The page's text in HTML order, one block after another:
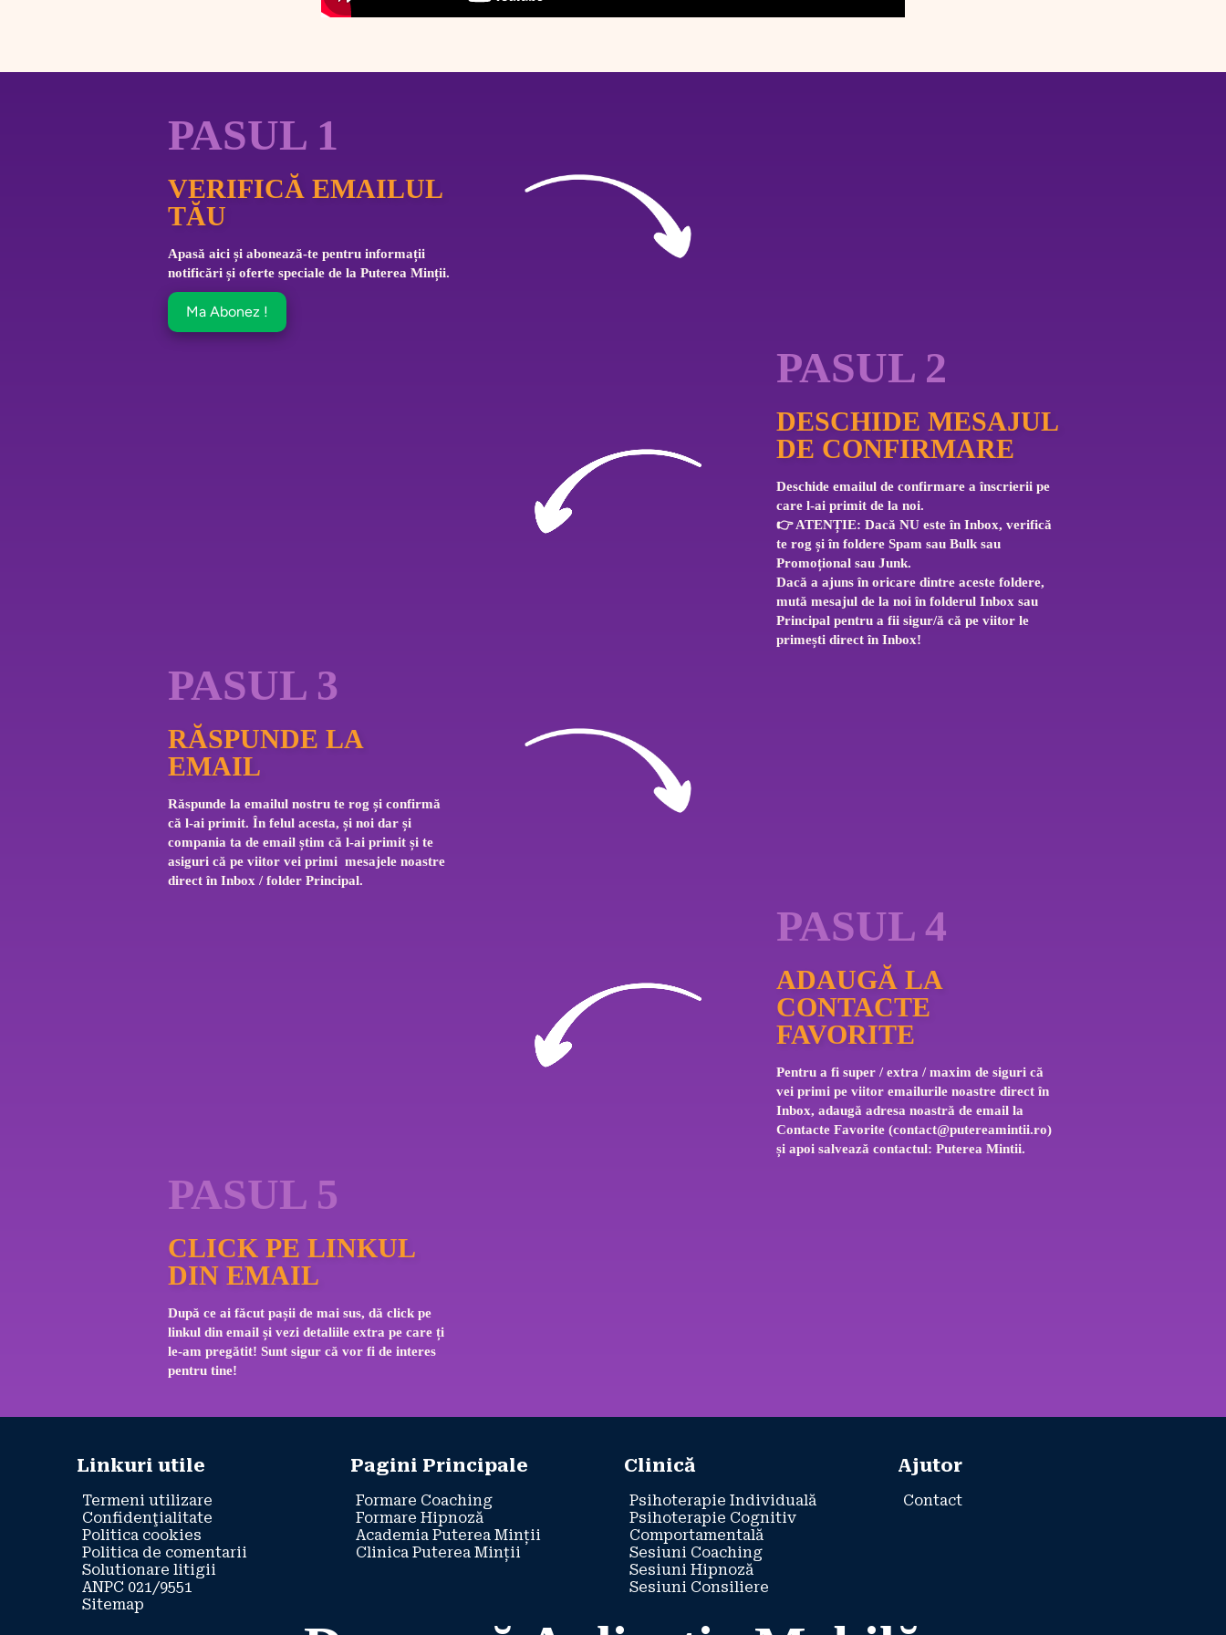
PASUL 1
VERIFICĂ EMAILUL
TĂU
Apasă aici și abonează-te pentru informații
notificări și oferte speciale de la Puterea Minții.
Ma Abonez !
PASUL 2
DESCHIDE MESAJUL
DE CONFIRMARE
Deschide emailul de confirmare a înscrierii pe
care l-ai primit de la noi.
👉 ATENȚIE: Dacă NU este în Inbox, verifică
te rog și în foldere Spam sau Bulk sau
Promoțional sau Junk.
Dacă a ajuns în oricare dintre aceste foldere,
mută mesajul de la noi în folderul Inbox sau
Principal pentru a fii sigur/ă că pe viitor le
primești direct în Inbox!
PASUL 3
RĂSPUNDE LA
EMAIL
Răspunde la emailul nostru te rog și confirmă
că l-ai primit. În felul acesta, și noi dar și
compania ta de email știm că l-ai primit și te
asiguri că pe viitor vei primi  mesajele noastre
direct în Inbox / folder Principal.
PASUL 4
ADAUGĂ LA
CONTACTE
FAVORITE
Pentru a fi super / extra / maxim de siguri că
vei primi pe viitor emailurile noastre direct în
Inbox, adaugă adresa noastră de email la
Contacte Favorite (contact@putereamintii.ro)
și apoi salvează contactul: Puterea Mintii.
PASUL 5
CLICK PE LINKUL
DIN EMAIL
După ce ai făcut pașii de mai sus, dă click pe
linkul din email și vezi detaliile extra pe care ți
le-am pregătit! Sunt sigur că vor fi de interes
pentru tine!
Linkuri utile
Termeni utilizare
Confidenţialitate
Politica cookies
Politica de comentarii
Solutionare litigii
ANPC 021/9551
Sitemap
Pagini Principale
Formare Coaching
Formare Hipnoză
Academia Puterea Minții
Clinica Puterea Minții
Clinică
Psihoterapie Individuală
Psihoterapie Cognitiv
Comportamentală
Sesiuni Coaching
Sesiuni Hipnoză
Sesiuni Consiliere
Ajutor
Contact